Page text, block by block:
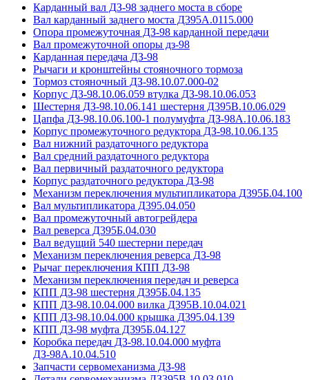
Карданный вал ДЗ-98 заднего моста в сборе
Вал карданный заднего моста Д395А.0115.000
Опора промежуточная ДЗ-98 карданной передачи
Вал промежуточной опоры дз-98
Карданная передача ДЗ-98
Рычаги и кронштейны стояночного тормоза
Тормоз стояночный ДЗ-98.10.07.000-02
Корпус ДЗ-98.10.06.059 втулка ДЗ-98.10.06.053
Шестерня ДЗ-98.10.06.141 шестерня Д395В.10.06.029
Цапфа ДЗ-98.10.06.100-1 полумуфта ДЗ-98А.10.06.183
Корпус промежуточного редуктора ДЗ-98.10.06.135
Вал нижний раздаточного редуктора
Вал средний раздаточного редуктора
Вал первичный раздаточного редуктора
Корпус раздаточного редуктора ДЗ-98
Механизм переключения мультипликатора Д395Б.04.100
Вал мультипликатора Д395.04.050
Вал промежуточный автогрейдера
Вал реверса Д395Б.04.030
Вал ведущий 540 шестерни передач
Механизм переключения реверса ДЗ-98
Рычаг переключения КПП ДЗ-98
Механизм переключения передач и реверса
КПП ДЗ-98 шестерня Д395Б.04.135
КПП ДЗ-98.10.04.000 вилка Д395В.10.04.021
КПП ДЗ-98.10.04.000 крышка Д395.04.139
КПП ДЗ-98 муфта Д395Б.04.127
Коробка передач ДЗ-98.10.04.000 муфта
ДЗ-98А.10.04.510
Запчасти сервомеханизма ДЗ-98